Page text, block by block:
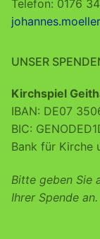
Telefon: 0176
UNSER
Kirchspiel
IBAN: DE07
BIC:
Bank für Kirche
Bitte geben Sie
Ihrer Spende an.